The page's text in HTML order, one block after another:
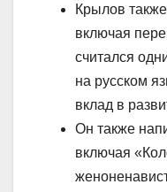
Крылов
включая
считался
на русском
вклад в
Он также
включая